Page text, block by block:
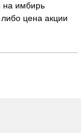
на имбирь
цена акции